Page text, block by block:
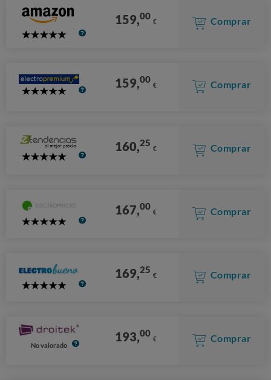
5
159,00 € Comprar
5
159,00 € Comprar
5
160,25 € Comprar
5
167,00 € Comprar
5
169,25 € Comprar
No valorado
193,00 € Comprar